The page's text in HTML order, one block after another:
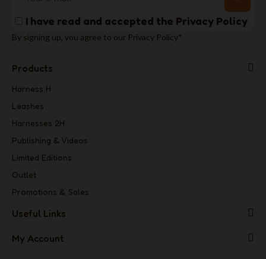
I have read and accepted the Privacy Policy
By signing up, you agree to our Privacy Policy*
Products
Harness H
Leashes
Harnesses 2H
Publishing & Videos
Limited Editions
Outlet
Promotions & Sales
Useful Links
My Account